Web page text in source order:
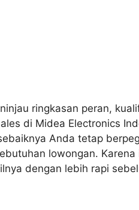
ringkasan peran,
di Midea Electronics
Anda tetap
lowongan.
dengan lebih rapi